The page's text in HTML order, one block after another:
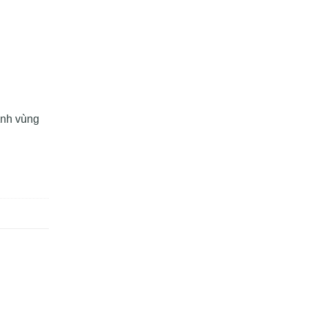
vùng